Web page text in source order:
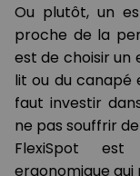
Ou plutôt, un
proche de la
est de choisir un
lit ou du canapé
faut investir
ne pas souffrir
FlexiSpot
ergonomique